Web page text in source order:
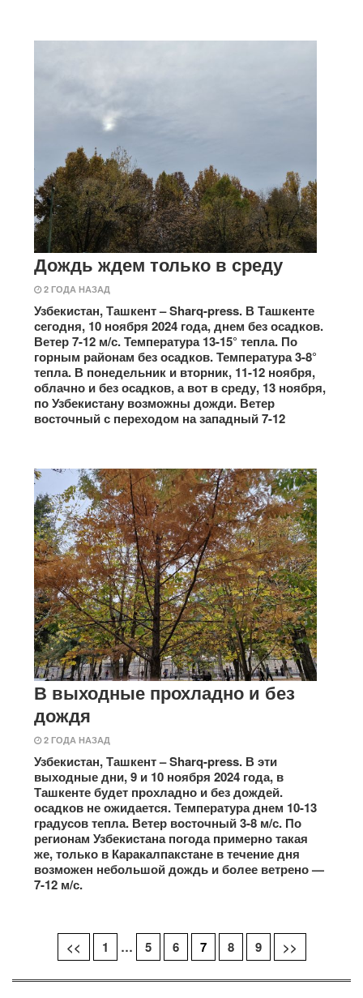
Дождь ждем только в среду
2 ГОДА НАЗАД
Узбекистан, Ташкент – Sharq-press. В Ташкенте
сегодня, 10 ноября 2024 года, днем без осадков.
Ветер 7-12 м/с. Температура 13-15° тепла. По
горным районам без осадков. Температура 3-8°
тепла. В понедельник и вторник, 11-12 ноября,
облачно и без осадков, а вот в среду, 13 ноября,
по Узбекистану возможны дожди. Ветер
восточный с переходом на западный 7-12
В выходные прохладно и без
дождя
2 ГОДА НАЗАД
Узбекистан, Ташкент – Sharq-press. В эти
выходные дни, 9 и 10 ноября 2024 года, в
Ташкенте будет прохладно и без дождей.
осадков не ожидается. Температура днем ​​10-13
градусов тепла. Ветер восточный 3-8 м/с. По
регионам Узбекистана погода примерно такая
же, только в Каракалпакстане в течение дня
возможен небольшой дождь и более ветрено —
7-12 м/с.
Навигация
<< 1 … 5 6 7 8 9 >>